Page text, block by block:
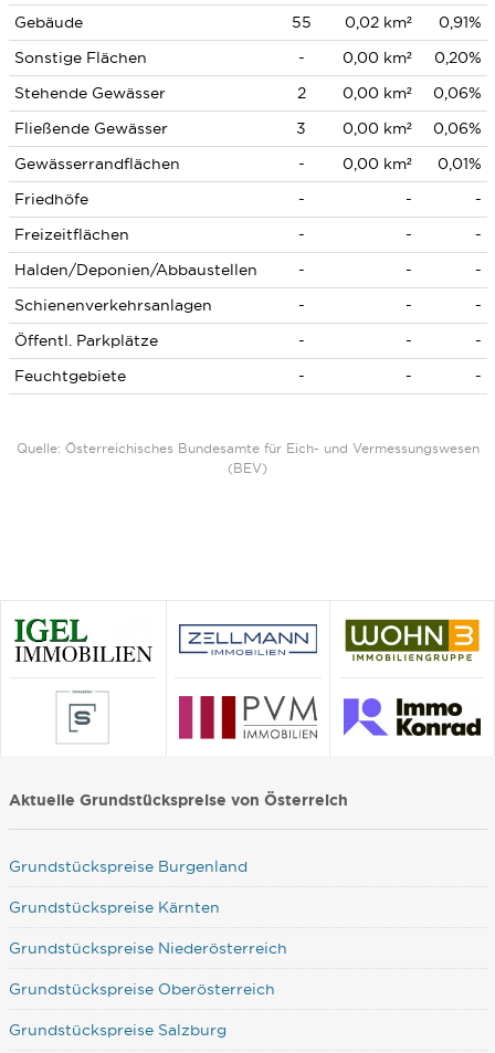
Gebäude 55 0,02 km²
0,91%
Sonstige Flächen
- 0,00 km²
0,20%
Stehende Gewässer
2 0,00 km²
0,06%
Fließende Gewässer
3 0,00 km²
0,06%
Gewässerrandflächen
- 0,00 km²
0,01%
Friedhöfe
- -
-
Freizeitflächen
- -
-
Halden/Deponien/Abbaustellen
- -
-
Schienenverkehrsanlagen
- -
-
Öffentl. Parkplätze
- -
-
Feuchtgebiete
- - -
Quelle: Österreichisches Bundesamte für Eich- und Vermessungswesen
(BEV)
Aktuelle Grundstückspreise von Österreich
Grundstückspreise Burgenland
Grundstückspreise Kärnten
Grundstückspreise Niederösterreich
Grundstückspreise Oberösterreich
Grundstückspreise Salzburg